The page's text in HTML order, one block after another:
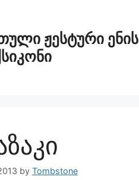
ჟესტური ენის
by Tombstone